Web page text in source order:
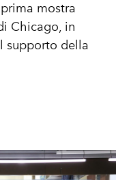
mostra
Chicago, in
supporto della